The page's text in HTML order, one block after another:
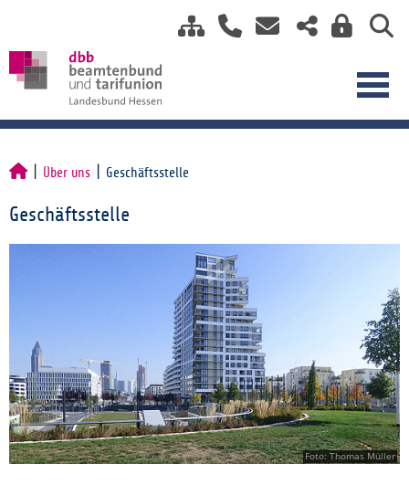
Über uns Geschäftsstelle
Geschäftsstelle
Foto: Thomas Müller